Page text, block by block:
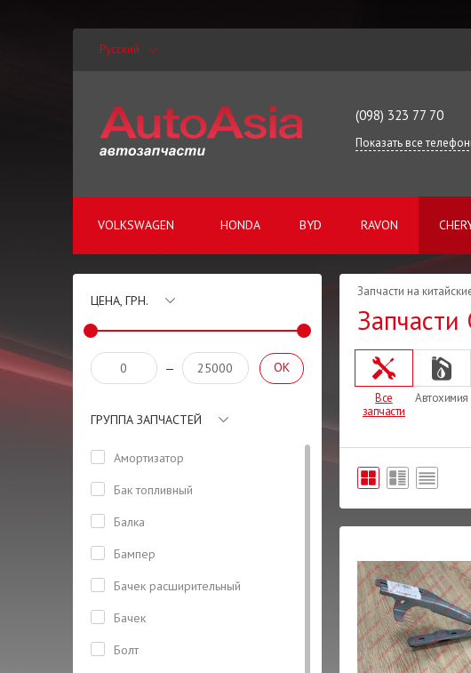
Русский
(098) 323 77 70
Показать все
VOLKSWAGEN HONDA BYD RAVON
ЦЕНА, ГРН.
— OK
ГРУППА ЗАПЧАСТЕЙ
Амортизатор
Бак топливный
Балка
Бампер
Бачeк расширительный
Бачек
Болт
Запчасти на
Все
запчасти
Автохимия